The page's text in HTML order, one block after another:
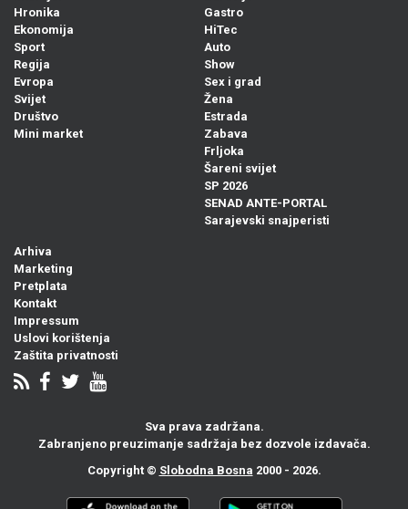
Hronika
Ekonomija
Sport
Regija
Evropa
Svijet
Društvo
Mini market
Gastro
HiTec
Auto
Show
Sex i grad
Žena
Estrada
Zabava
Frljoka
Šareni svijet
SP 2026
SENAD ANTE-PORTAL
Sarajevski snajperisti
Arhiva
Marketing
Pretplata
Kontakt
Impressum
Uslovi korištenja
Zaštita privatnosti
Sva prava zadržana.
Zabranjeno preuzimanje sadržaja bez dozvole izdavača.
Copyright © Slobodna Bosna 2000 - 2026.